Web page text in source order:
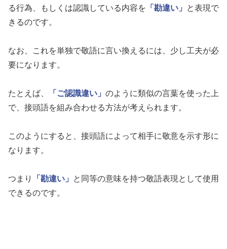
る行為、もしくは認識している内容を 「勘違い」
と表現で
きるのです。
なお、これを単独で敬語に言い換えるには、少し工夫が必
要になります。
たとえば、 「ご認識違い」 のように類似の言葉を使った上
で、接頭語を組み合わせる方法が考えられます。
このようにすると、接頭語によって相手に敬意を示す形に
なります。
つまり 「勘違い」
と同等の意味を持つ敬語表現として使用
できるのです。